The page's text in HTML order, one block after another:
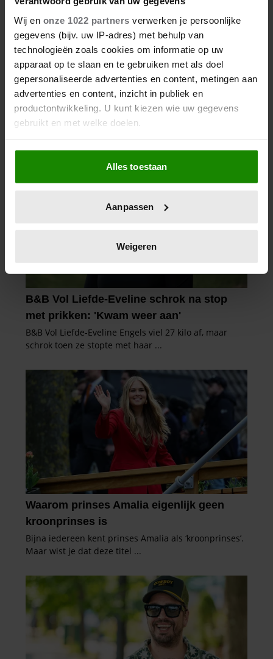
Wij en onze 1022 partners verwerken je persoonlijke
gegevens (bijv. uw IP-adres) met behulp van
technologieën zoals cookies om informatie op uw
apparaat op te slaan en te gebruiken met als doel
gepersonaliseerde advertenties en content, metingen aan
advertenties en content, inzicht in publiek en
productontwikkeling. U kunt kiezen wie uw gegevens
gebruikt en met welke doelen.
Als u het toestaat, willen we ook graag:
Informatie verzamelen over uw geografische
locatie, die tot een paar meter nauwkeurig kan zijn
scannen op specifieke eigenschappen (fingerprinting)
verwerkt en stel uw voorkeuren in het
intrekken in de Cookieverklaring.
We gebruiken cookies om content en advertenties te
personaliseren, om functies voor social media te bieden
en om ons websiteverkeer te analyseren. Ook delen we
informatie over uw gebruik van onze site met onze
partners kunnen deze gegevens combineren met andere
informatie die u aan ze heeft verstrekt of die ze hebben
verzameld op basis van uw gebruik van hun services. U
gaat akkoord met onze cookies als u onze website blijft
Alles toestaan
Aanpassen
Weigeren